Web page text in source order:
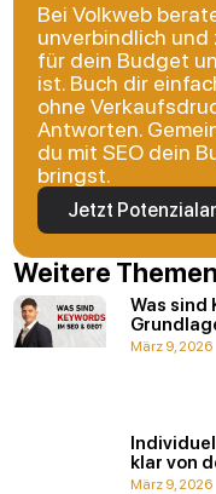
Bei Volkweb
unverbindlich
für dein Budget
ist. Buch dir
ohne
Antworten.
du mit SEO dein
bringst.
Jetzt
Weitere
Was sind
März 9, 2026
klar von
März 9, 2026